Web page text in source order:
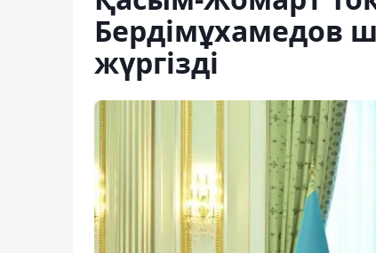
Бердімұхамедов
жүргізді